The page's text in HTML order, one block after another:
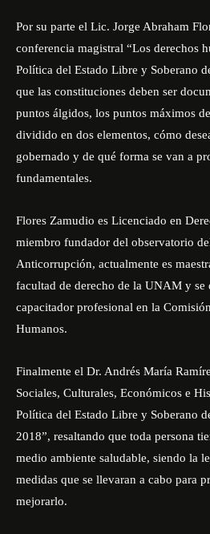
Por su parte el Lic. Jorge Abraham
conferencia magistral “Los derechos
Política del Estado Libre y Soberano
que las constituciones deben ser
puntos álgidos, los puntos máximos
dividido en dos elementos, cómo
gobernado y de qué forma se van a
fundamentales.
Flores Zamudio es Licenciado en
miembro fundador del observatorio
Anticorrupción, actualmente es
facultad de derecho de la UNAM y se
capacitador profesional en la
Humanos.
Finalmente el Dr. Andrés María
Sociales, Culturales, Económicos e
Política del Estado Libre y Soberano
2018”, resaltando que toda persona
medio ambiente saludable, siendo la
medidas que se llevaran a cabo para
mejorarlo.